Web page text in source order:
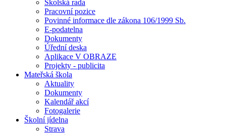
Školská rada
Pracovní pozice
Povinné informace dle zákona 106/1999 Sb.
E-podatelna
Dokumenty
Úřední deska
Aplikace V OBRAZE
Projekty - publicita
Mateřská škola
Aktuality
Dokumenty
Kalendář akcí
Fotogalerie
Školní jídelna
Strava